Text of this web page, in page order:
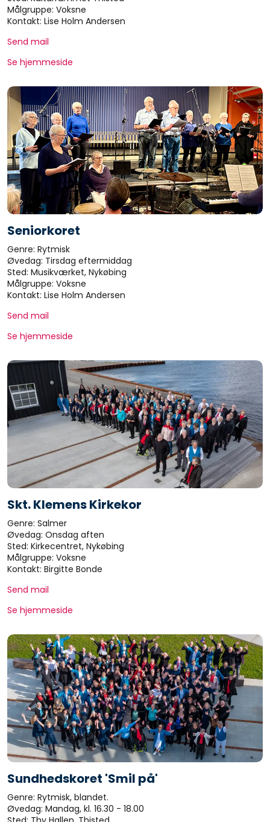
Målgruppe: Voksne
Kontakt: Lise Holm Andersen
Send mail
Se hjemmeside
Seniorkoret
Genre: Rytmisk
Øvedag: Tirsdag eftermiddag
Sted: Musikværket, Nykøbing
Målgruppe: Voksne
Kontakt: Lise Holm Andersen
Send mail
Se hjemmeside
Skt. Klemens Kirkekor
Genre: Salmer
Øvedag: Onsdag aften
Sted: Kirkecentret, Nykøbing
Målgruppe: Voksne
Kontakt: Birgitte Bonde
Send mail
Se hjemmeside
Sundhedskoret 'Smil på'
Genre: Rytmisk, blandet.
Øvedag: Mandag, kl. 16.30 - 18.00